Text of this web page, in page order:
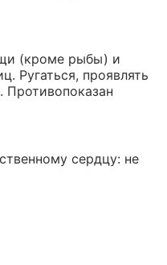
(кроме рыбы) и
Ругаться, проявлять
Противопоказан
сердцу: не